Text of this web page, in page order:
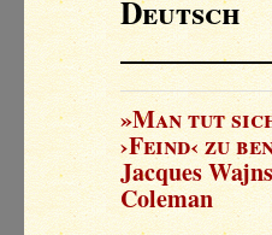
Deutsch
»Man tut
›Feind‹ zu
Jacques
Coleman